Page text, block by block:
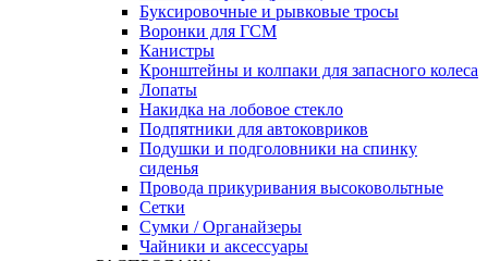
Буксировочные и рывковые тросы
Воронки для ГСМ
Канистры
Кронштейны и колпаки для запасного колеса
Лопаты
Накидка на лобовое стекло
Подпятники для автоковриков
Подушки и подголовники на спинку
сиденья
Провода прикуривания высоковольтные
Сетки
Сумки / Органайзеры
Чайники и аксессуары